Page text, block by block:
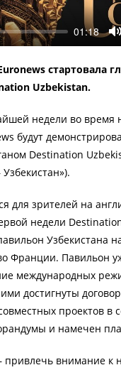
01:18
стартовала
Uzbekistan.
недели во время
будут
Destination
для зрителей на
недели
Узбекистана
Франции. Павильон
международных
достигнуты
проектов в
и намечен
привлечь внимание к